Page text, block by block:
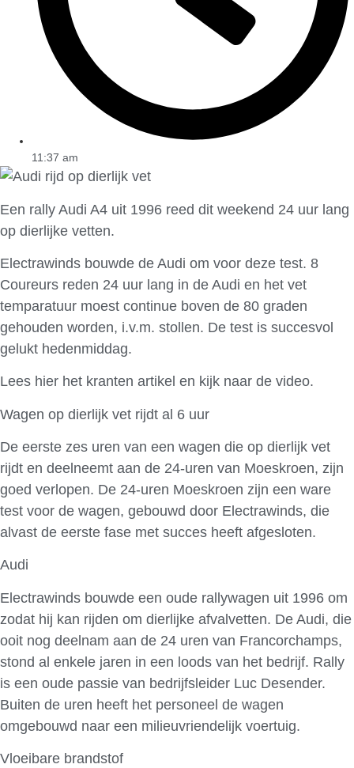
11:37 am
Een rally Audi A4 uit 1996 reed dit weekend 24 uur lang
op dierlijke vetten.
Electrawinds bouwde de Audi om voor deze test. 8
Coureurs reden 24 uur lang in de Audi en het vet
temparatuur moest continue boven de 80 graden
gehouden worden, i.v.m. stollen. De test is succesvol
gelukt hedenmiddag.
Lees hier het kranten artikel en kijk naar de video.
Wagen op dierlijk vet rijdt al 6 uur
De eerste zes uren van een wagen die op dierlijk vet
rijdt en deelneemt aan de 24-uren van Moeskroen, zijn
goed verlopen. De 24-uren Moeskroen zijn een ware
test voor de wagen, gebouwd door Electrawinds, die
alvast de eerste fase met succes heeft afgesloten.
Audi
Electrawinds bouwde een oude rallywagen uit 1996 om
zodat hij kan rijden om dierlijke afvalvetten. De Audi, die
ooit nog deelnam aan de 24 uren van Francorchamps,
stond al enkele jaren in een loods van het bedrijf. Rally
is een oude passie van bedrijfsleider Luc Desender.
Buiten de uren heeft het personeel de wagen
omgebouwd naar een milieuvriendelijk voertuig.
Vloeibare brandstof